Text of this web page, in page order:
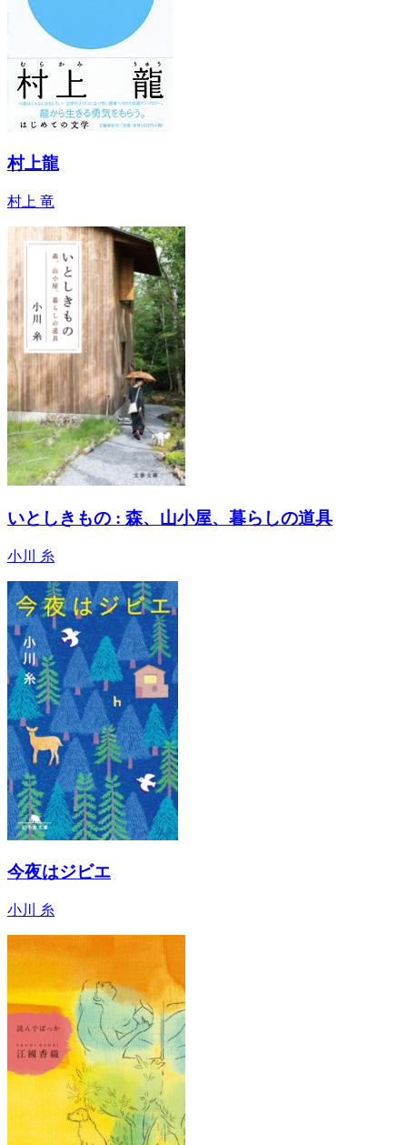
村上龍
村上 竜
いとしきもの : 森、山小屋、暮らしの道具
小川 糸
今夜はジビエ
小川 糸